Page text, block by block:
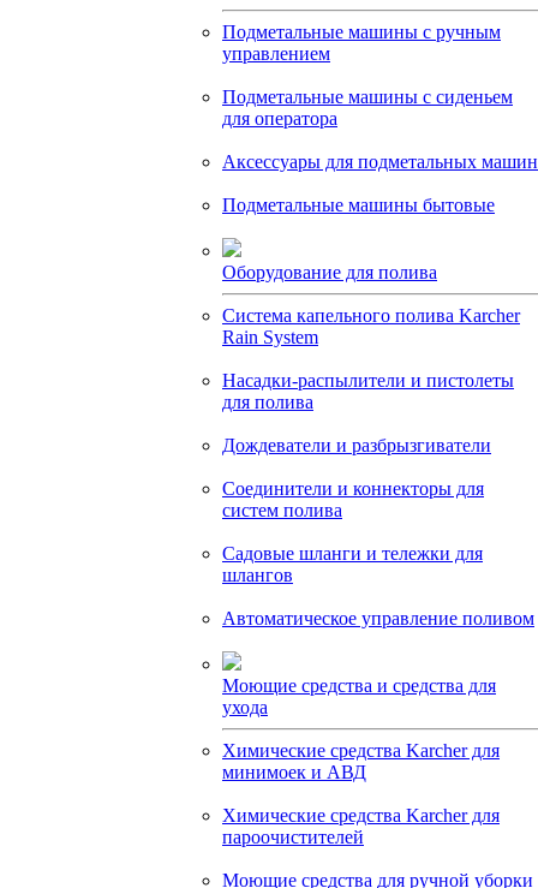
Подметальные машины с ручным
управлением
Подметальные машины с сиденьем
для оператора
Аксессуары для подметальных машин
Подметальные машины бытовые
Оборудование для полива
Система капельного полива Karcher
Rain System
Насадки-распылители и пистолеты
для полива
Дождеватели и разбрызгиватели
Соединители и коннекторы для
систем полива
Садовые шланги и тележки для
шлангов
Автоматическое управление поливом
Моющие средства и средства для
ухода
Химические средства Karcher для
минимоек и АВД
Химические средства Karcher для
пароочистителей
Моющие средства для ручной уборки